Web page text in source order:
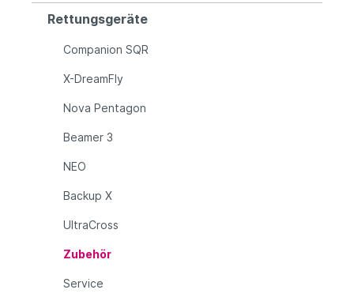
Rettungsgeräte
Companion SQR
X-DreamFly
Nova Pentagon
Beamer 3
NEO
Backup X
UltraCross
Zubehör
Service